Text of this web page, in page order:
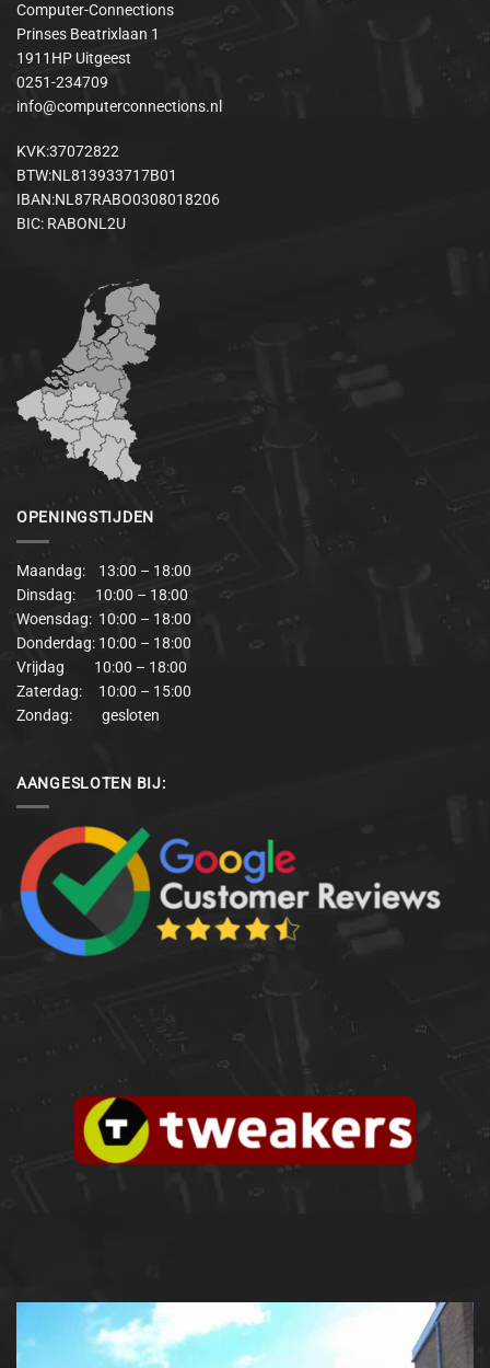
Computer-Connections
Prinses Beatrixlaan 1
1911HP Uitgeest
0251-234709
info@computerconnections.nl
KVK:37072822
BTW:NL813933717B01
IBAN:NL87RABO0308018206
BIC: RABONL2U
OPENINGSTIJDEN
Maandag: 13:00 – 18:00
Dinsdag: 10:00 – 18:00
Woensdag: 10:00 – 18:00
Donderdag: 10:00 – 18:00
Vrijdag 10:00 – 18:00
Zaterdag: 10:00 – 15:00
Zondag: gesloten
AANGESLOTEN BIJ: